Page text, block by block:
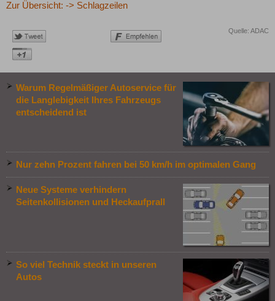
Zur Übersicht: -> Schlagzeilen
Quelle: ADAC
Warum Regelmäßiger Autoservice für
die Langlebigkeit Ihres Fahrzeugs
entscheidend ist
Nur zehn Prozent fahren bei 50 km/h im optimalen Gang
Neue Systeme verhindern
Seitenkollisionen und Heckaufprall
So viel Technik steckt in unseren
Autos